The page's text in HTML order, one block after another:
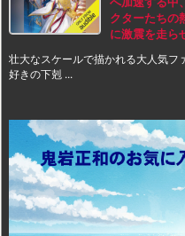
クターたちの
に激震を走ら
壮大なスケールで描かれる大人気フ
好きの下剋 ...